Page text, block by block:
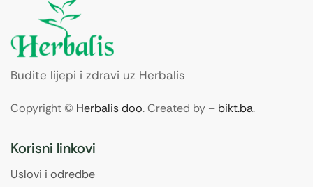
Budite lijepi i zdravi uz Herbalis
Copyright © Herbalis doo. Created by – bikt.ba.
Korisni linkovi
Uslovi i odredbe